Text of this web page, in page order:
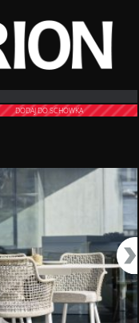
DODAJ DO SCHOWKA